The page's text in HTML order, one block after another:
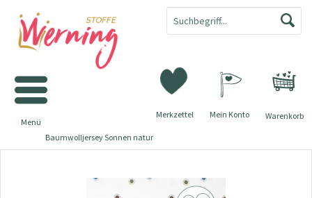
Warenkorb
Merkzettel Mein Konto
Menü
Baumwolljersey Sonnen natur